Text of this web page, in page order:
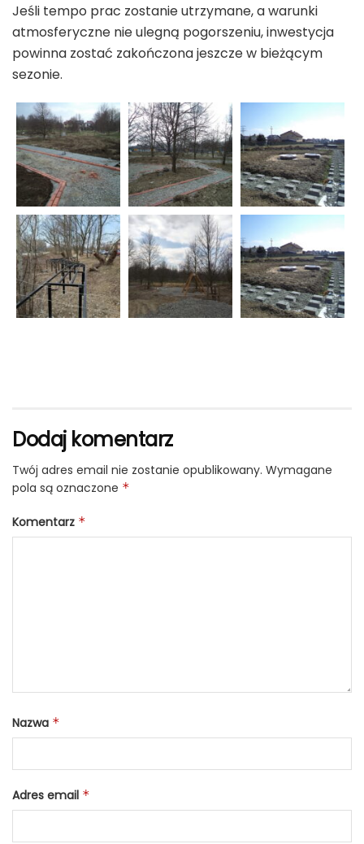
Jeśli tempo prac zostanie utrzymane, a warunki
atmosferyczne nie ulegną pogorszeniu, inwestycja
powinna zostać zakończona jeszcze w bieżącym
sezonie.
Dodaj komentarz
Twój adres email nie zostanie opublikowany. Wymagane
pola są oznaczone *
Komentarz *
Nazwa *
Adres email *